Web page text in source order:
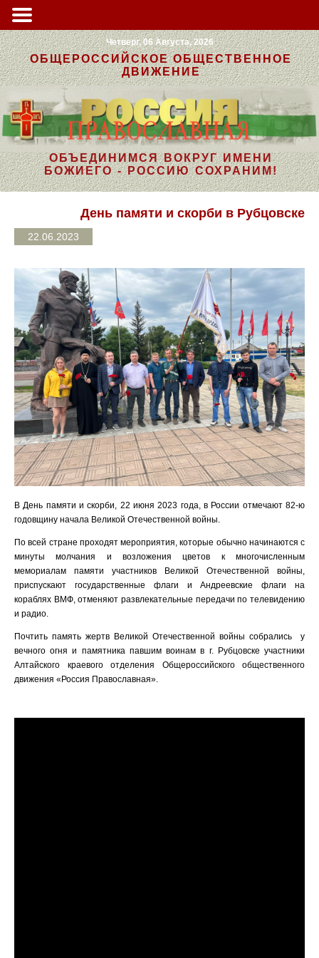
Четверг, 06 Августа, 2026
ОБЩЕРОССИЙСКОЕ ОБЩЕСТВЕННОЕ
ДВИЖЕНИЕ
ОБЪЕДИНИМСЯ ВОКРУГ ИМЕНИ
БОЖИЕГО - РОССИЮ СОХРАНИМ!
День памяти и скорби в Рубцовске
22.06.2023
В День памяти и скорби, 22 июня 2023 года, в России отмечают 82-ю
годовщину начала Великой Отечественной войны.
По всей стране проходят мероприятия, которые обычно начинаются с
минуты молчания и возложения цветов к многочисленным
мемориалам памяти участников Великой Отечественной войны,
приспускают государственные флаги и Андреевские флаги на
кораблях ВМФ, отменяют развлекательные передачи по телевидению
и радио.
Почтить память жертв Великой Отечественной войны собрались у
вечного огня и памятника павшим воинам в г. Рубцовске участники
Алтайского краевого отделения Общероссийского общественного
движения «Россия Православная».